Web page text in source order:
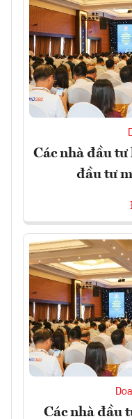
Các nhà đầu
đầu tư
Các nhà đầu